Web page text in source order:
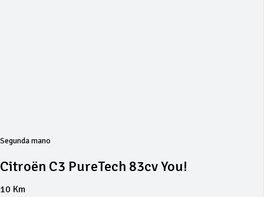
Segunda mano
Citroën C3 PureTech 83cv You!
10 Km